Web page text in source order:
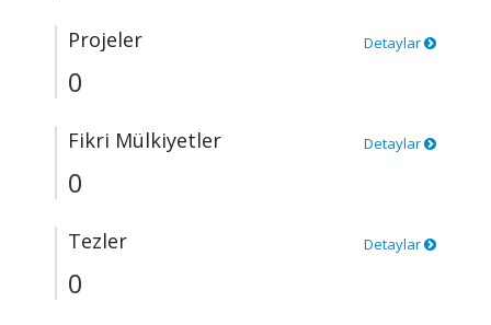
Projeler Detaylar
0
Fikri Mülkiyetler Detaylar
0
Tezler Detaylar
0